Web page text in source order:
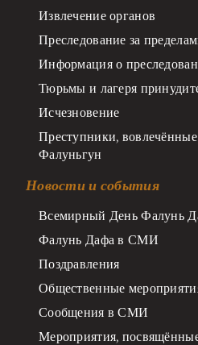
Извлечение органов
Преследование за
Информация о
Тюрьмы и лагеря
Исчезновение
Преступники,
Фалуньгун
Новости и события
Всемирный День Фалунь
Фалунь Дафа в СМИ
Поздравления
Общественные
Сообщения в СМИ
Мероприятия,